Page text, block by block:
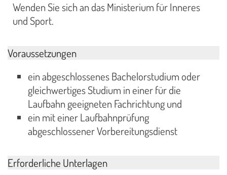
Wenden Sie sich an das Ministerium für Inneres
und Sport.
Voraussetzungen
ein abgeschlossenes Bachelorstudium oder
gleichwertiges Studium in einer für die
Laufbahn geeigneten Fachrichtung und
ein mit einer Laufbahnprüfung
abgeschlossener Vorbereitungsdienst
Erforderliche Unterlagen